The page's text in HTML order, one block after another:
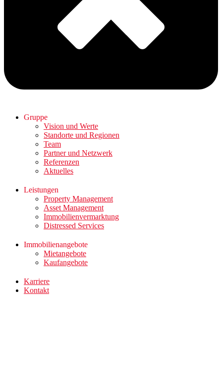
Gruppe
Vision und Werte
Standorte und Regionen
Team
Partner und Netzwerk
Referenzen
Aktuelles
Leistungen
Property Management
Asset Management
Immobilienvermarktung
Distressed Services
Immobilienangebote
Mietangebote
Kaufangebote
Karriere
Kontakt